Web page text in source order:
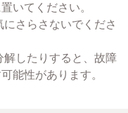
いてください。
さらさないでくださ
したりすると、故障
能性があります。